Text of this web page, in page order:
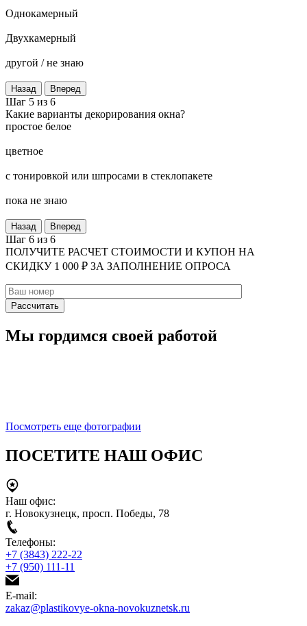
Однокамерный
Двухкамерный
другой / не знаю
Назад Вперед
Шаг 5 из 6
Какие варианты декорирования окна?
простое белое
цветное
с тонировкой или шпросами в стеклопакете
пока не знаю
Назад Вперед
Шаг 6 из 6
ПОЛУЧИТЕ РАСЧЕТ СТОИМОСТИ И КУПОН НА
СКИДКУ 1 000 ₽ ЗА ЗАПОЛНЕНИЕ ОПРОСА
Мы гордимся своей работой
Посмотреть еще фотографии
ПОСЕТИТЕ НАШ ОФИС
Наш офис:
г. Новокузнецк, просп. Победы, 78
Телефоны:
+7 (3843) 222-22
+7 (950) 111-11
E-mail:
zakaz@plastikovye-okna-novokuznetsk.ru